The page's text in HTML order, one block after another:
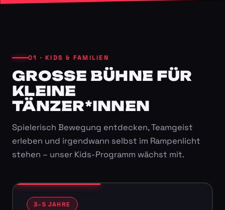
01 · KIDS & FAMILIEN
GROSSE BÜHNE FÜR K
LEINE T
ÄNZER*INNEN
Spielerisch Bewegung entdecken, Teamgeist
erleben und irgendwann selbst im Rampenlicht
stehen – unser Kids-Programm wächst mit.
3–5 JAHRE